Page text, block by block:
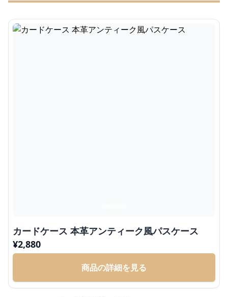
カードケース 本革アンティーク風パスケース
¥2,880
商品の詳細を見る